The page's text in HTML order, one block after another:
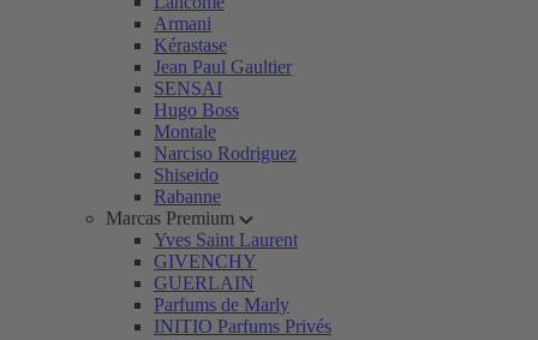
Armani
Kérastase
Jean Paul Gaultier
SENSAI
Hugo Boss
Montale
Narciso Rodriguez
Shiseido
Rabanne
Marcas Premium
Yves Saint Laurent
GIVENCHY
GUERLAIN
Parfums de Marly
INITIO Parfums Privés